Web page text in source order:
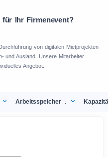
Ihr Firmenevent?
von digitalen Mietprojekten
und Ausland. Unsere Mitarbeiter
Angebot.
Arbeitsspeicher :